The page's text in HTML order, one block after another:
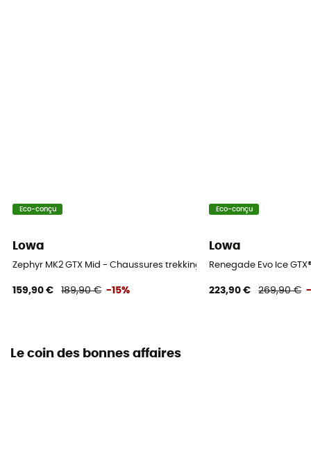
Eco-conçu
Lowa
Zephyr MK2 GTX Mid - Chaussures trekking
159,90 € 189,90 € -15%
Eco-conçu
Lowa
Renegade Evo Ice
223,90 € 269,90 € -
Le coin des bonnes affaires